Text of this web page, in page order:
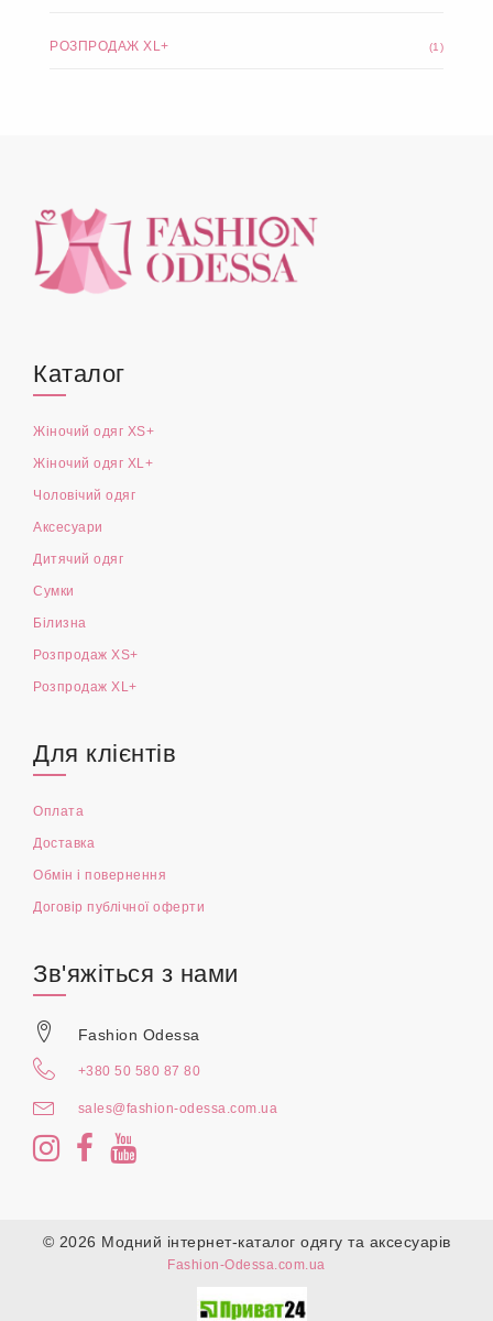
РОЗПРОДАЖ XL+ (1)
Каталог
Жіночий одяг XS+
Жіночий одяг XL+
Чоловічий одяг
Аксесуари
Дитячий одяг
Сумки
Білизна
Розпродаж XS+
Розпродаж XL+
Для клієнтів
Оплата
Доставка
Обмін і повернення
Договір публічної оферти
Зв'яжіться з нами
Fashion Odessa
+380 50 580 87 80
sales@fashion-odessa.com.ua
© 2026 Модний інтернет-каталог одягу та аксесуарів
Fashion-Odessa.com.ua